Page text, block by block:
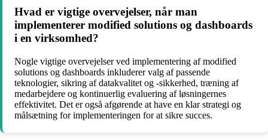
Hvad er vigtige overvejelser, når man
implementerer modified solutions og dashboards
i en virksomhed?
Nogle vigtige overvejelser ved implementering af modified
solutions og dashboards inkluderer valg af passende
teknologier, sikring af datakvalitet og -sikkerhed, træning af
medarbejdere og kontinuerlig evaluering af løsningernes
effektivitet. Det er også afgørende at have en klar strategi og
målsætning for implementeringen for at sikre succes.